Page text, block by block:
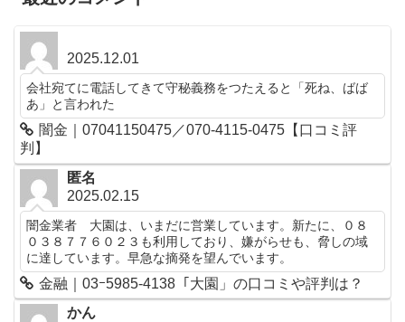
2025.12.01
会社宛てに電話してきて守秘義務をつたえると「死ね、ばば
あ」と言われた
闇金｜07041150475／070-4115-0475【口コミ評
判】
匿名
2025.02.15
闇金業者 大園は、いまだに営業しています。新たに、０８
０３８７７６０２３も利用しており、嫌がらせも、脅しの域
に達しています。早急な摘発を望んでいます。
金融｜03ｰ5985-4138「大園」の口コミや評判は？
かん